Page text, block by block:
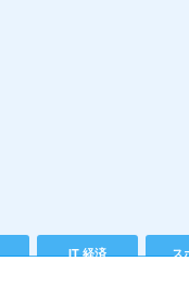
IT 経済 ス